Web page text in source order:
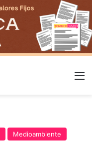
Medioambiente